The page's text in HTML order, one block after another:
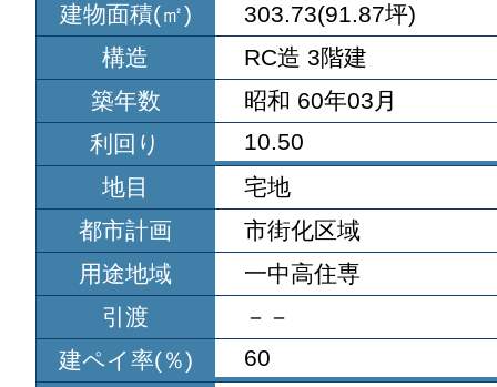
建物面積(㎡)
303.73(91.87坪)
構造
RC造 3階建
築年数
昭和 60年03月
利回り
10.50
地目
宅地
都市計画
市街化区域
用途地域
一中高住専
引渡
－－
建ペイ率(％)
60